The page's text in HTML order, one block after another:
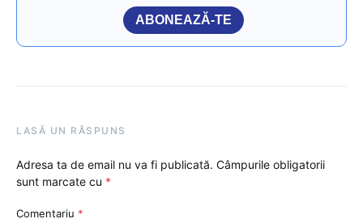
ABONEAZĂ-TE
LASĂ UN RĂSPUNS
Adresa ta de email nu va fi publicată. Câmpurile obligatorii
sunt marcate cu *
Comentariu *